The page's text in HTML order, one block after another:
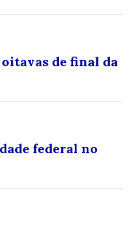
de final da
federal no